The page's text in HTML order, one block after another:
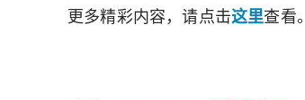
更多精彩内容，请点击这里查看。